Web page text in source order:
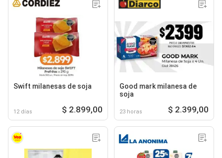
Swift milanesas de soja
12 días $ 2.899,00
Good mark milanesa de
soja
23 horas $ 2.399,00